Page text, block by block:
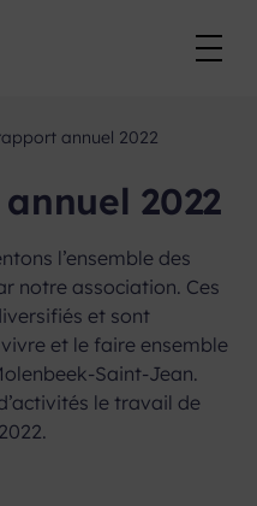
annuel 2022
2022
l’ensemble des
notre association. Ces
et sont
et le faire ensemble
Saint-Jean.
le travail de